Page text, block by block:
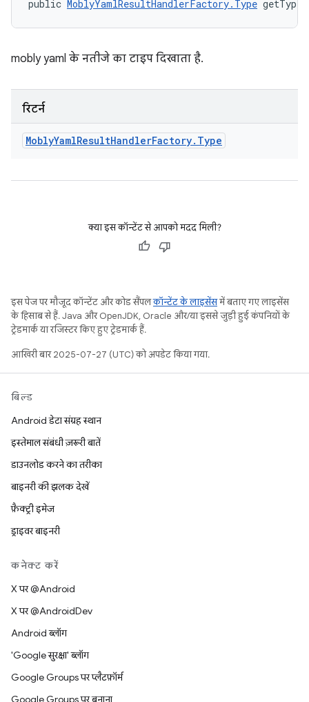
public MoblyYamlResultHandlerFactory.Type
mobly yaml के नतीजे का टाइप दिखाता है.
रिटर्न
MoblyYamlResultHandlerFactory. Type
क्या इस कॉन्टेंट से आपको मदद मिली?
इस पेज पर मौजूद कॉन्टेंट और कोड सैंपलकॉन्टेंट के लाइसेंसमें बताए गए लाइसेंस
के हिसाब से हैं. Java और OpenJDK, Oracle और/या इससे जुड़ी हुई कंपनियों के
ट्रेडमार्क या रजिस्टर किए हुए ट्रेडमार्क हैं.
आखिरी बार 2025-07-27 (UTC) को अपडेट किया गया.
बिल्ड
Android डेटा संग्रह स्थान
इस्तेमाल संबंधी ज़रूरी बातें
डाउनलोड करने का तरीका
बाइनरी की झलक देखें
फ़ैक्ट्री इमेज
ड्राइवर बाइनरी
कनेक्ट करें
X पर @Android
X पर @AndroidDev
Android ब्लॉग
'Google सुरक्षा' ब्लॉग
Google Groups पर प्लैटफ़ॉर्म
Google Groups पर बनाना